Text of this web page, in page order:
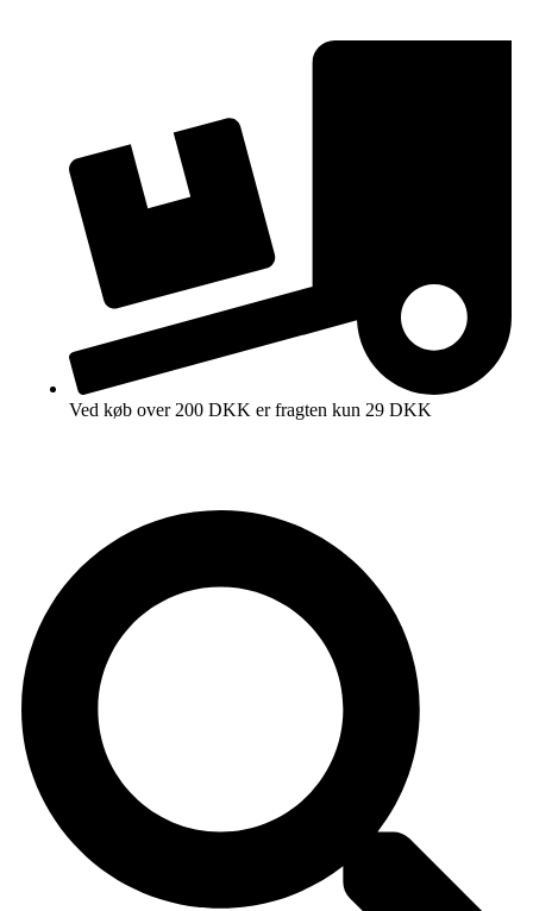
Ved køb over 200 DKK er fragten kun 29 DKK